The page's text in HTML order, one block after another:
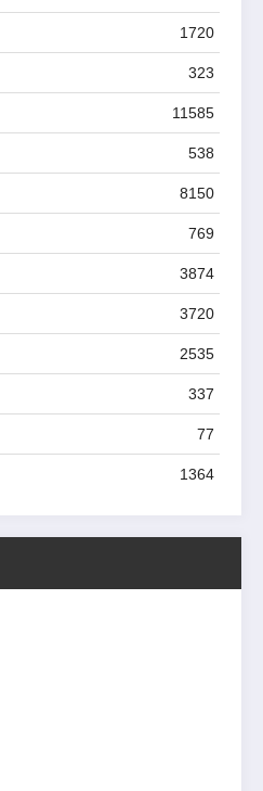
1720
323
11585
538
8150
769
3874
3720
2535
337
77
1364